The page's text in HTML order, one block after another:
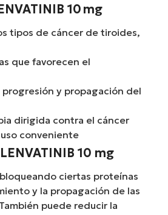
10 mg
tipos de cáncer de tiroides,
que favorecen el
progresión y propagación del
dirigida contra el cáncer
conveniente
10 mg
ciertas proteínas
y la propagación de las
puede reducir la